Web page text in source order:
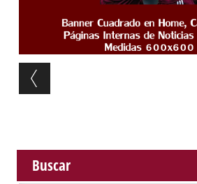
Post navigation
Buscar